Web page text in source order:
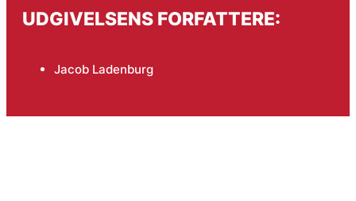
UDGIVELSENS FORFATTERE:
Jacob Ladenburg